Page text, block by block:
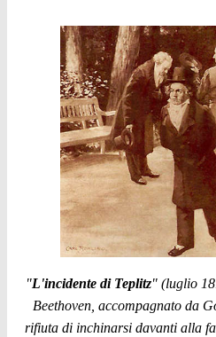
"L'incidente di Teplitz" (luglio
Beethoven, accompagnato da
rifiuta di inchinarsi davanti alla